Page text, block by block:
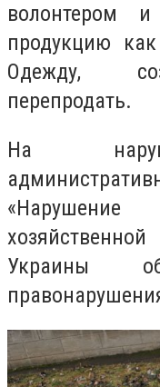
волонтером и
продукцию
Одежду,
перепродать.
На
Украины об